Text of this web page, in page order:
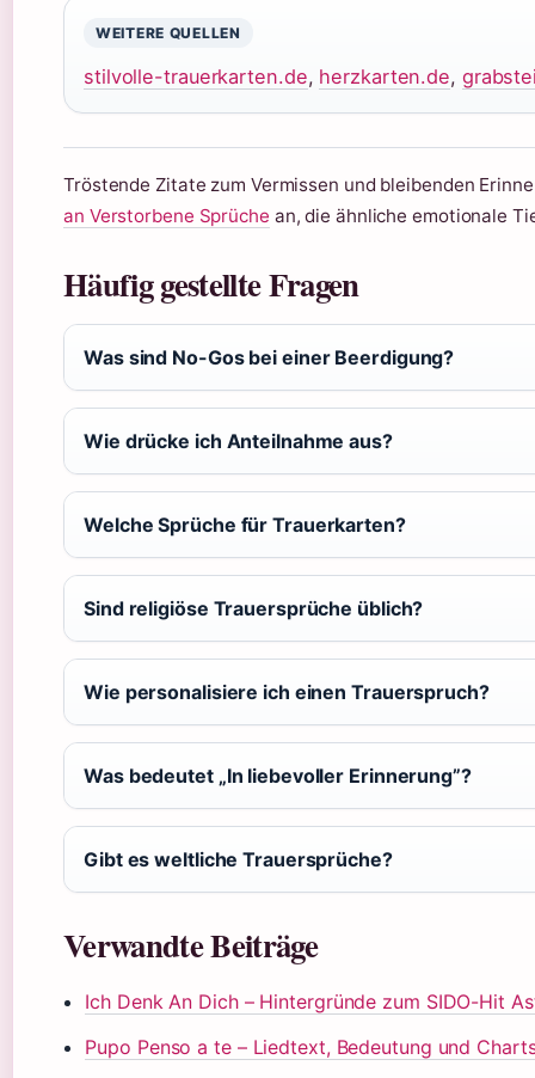
WEITERE QUELLEN
stilvolle-trauerkarten.de, herzkarten.de,
Tröstende Zitate zum Vermissen und bleibenden
an Verstorbene Sprüche an, die ähnliche emotionale
Häufig gestellte Fragen
Was sind No-Gos bei einer Beerdigung?
Wie drücke ich Anteilnahme aus?
Welche Sprüche für Trauerkarten?
Sind religiöse Trauersprüche üblich?
Wie personalisiere ich einen Trauerspruch?
Was bedeutet „In liebevoller Erinnerung”?
Gibt es weltliche Trauersprüche?
Verwandte Beiträge
Ich Denk An Dich – Hintergründe zum SIDO-Hit
Pupo Penso a te – Liedtext, Bedeutung und